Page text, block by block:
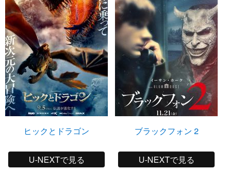
ヒックとドラゴン
U-NEXTで見る
ブラックフォン 2
U-NEXTで見る